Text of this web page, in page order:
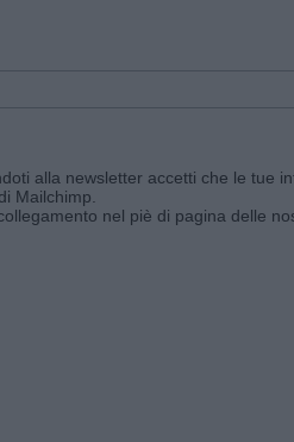
alla newsletter accetti che le tue
Mailchimp
nel piè di pagina delle